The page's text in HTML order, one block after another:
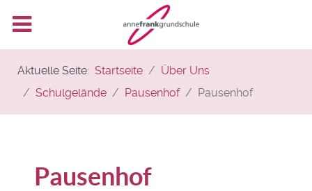
Aktuelle Seite: Startseite
Über Uns
Schulgelände
Pausenhof Pausenhof
Pausenhof